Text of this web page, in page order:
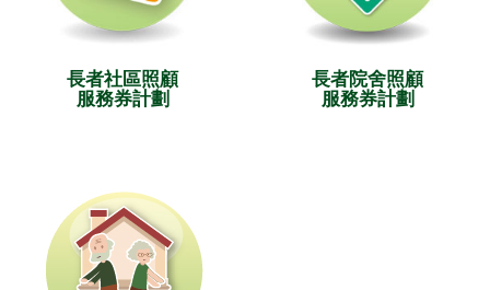
長者社區照顧
服務券計劃
長者院舍照顧
服務券計劃